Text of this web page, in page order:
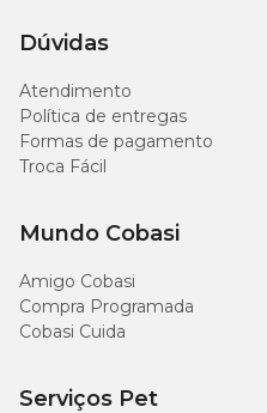
Dúvidas
Atendimento
Política de entregas
Formas de pagamento
Troca Fácil
Mundo Cobasi
Amigo Cobasi
Compra Programada
Cobasi Cuida
Serviços Pet